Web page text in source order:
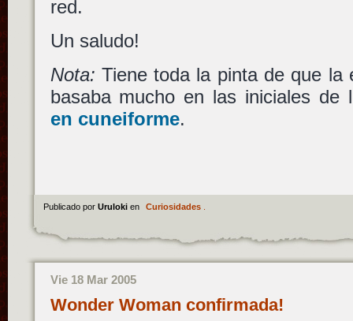
red.
Un saludo!
Nota: Tiene toda la pinta de que la
basaba mucho en las iniciales
en cuneiforme.
Publicado por Uruloki en Curiosidades.
Vie 18 Mar 2005
Wonder Woman confirmada!